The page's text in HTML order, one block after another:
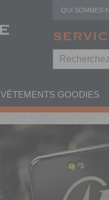
QUI SOMMES-
VÊTEMENTS GOODIES